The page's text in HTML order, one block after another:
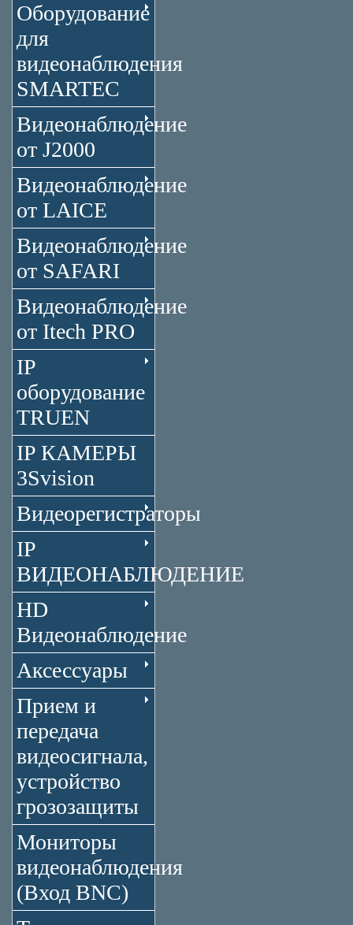
Оборудование
для
видеонаблюдения
SMARTEC
Видеонаблюдение
от J2000
Видеонаблюдение
от LAICE
Видеонаблюдение
от SAFARI
Видеонаблюдение
от Itech PRO
IP
оборудование
TRUEN
IP КАМЕРЫ
3Svision
Видеорегистраторы
IP
ВИДЕОНАБЛЮДЕНИЕ
HD
Видеонаблюдение
Аксессуары
Прием и
передача
видеосигнала,
устройство
грозозащиты
Мониторы
видеонаблюдения
(Вход BNC)